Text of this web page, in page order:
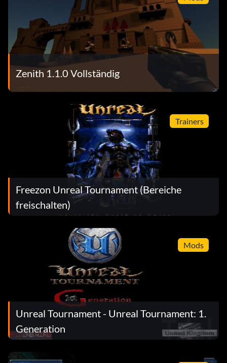
Zenith 1.1.0 Vollständig
Trainers
Freezon Unreal Tournament (Bereiche
freischalten)
Mods
Unreal Tournament - Unreal Tournament: 1.
Generation